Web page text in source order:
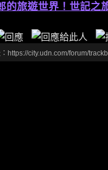
的旅遊世界！世記之
https://city.udn.com/forum/